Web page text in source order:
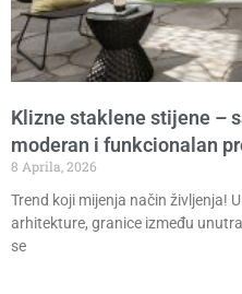
Klizne staklene stijene –
moderan i funkcionalan
8 Aprila, 2026
Trend koji mijenja način življenja!
arhitekture, granice između
se